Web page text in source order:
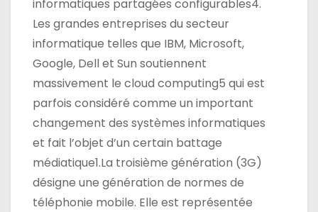
informatiques partagées configurables4.
Les grandes entreprises du secteur
informatique telles que IBM, Microsoft,
Google, Dell et Sun soutiennent
massivement le cloud computing5 qui est
parfois considéré comme un important
changement des systèmes informatiques
et fait l’objet d’un certain battage
médiatique1.La troisième génération (3G)
désigne une génération de normes de
téléphonie mobile. Elle est représentée